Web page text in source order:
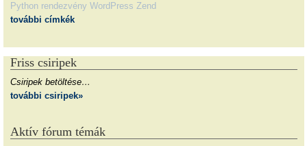
Python rendezvény WordPress Zend
további címkék
Friss csiripek
Csiripek betöltése…
további csiripek»
Aktív fórum témák